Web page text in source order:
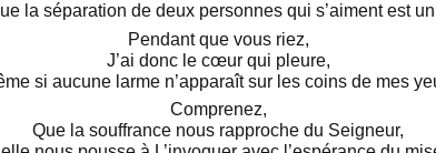
la séparation de deux personnes qui s’aiment est
Pendant que vous riez,
J’ai donc le cœur qui pleure,
si aucune larme n’apparaît sur les coins de mes
Comprenez,
Que la souffrance nous rapproche du Seigneur,